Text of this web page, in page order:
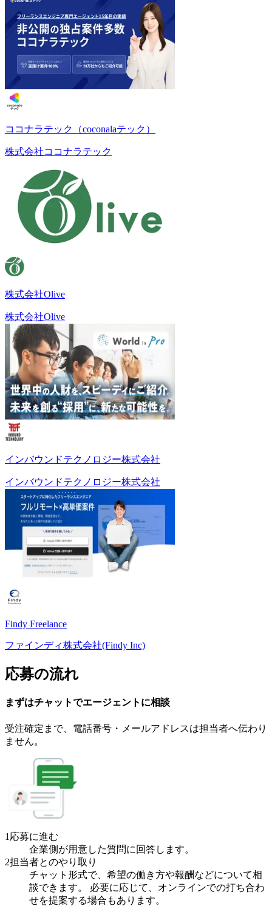
ココナラテック（coconalaテック）
株式会社ココナラテック
株式会社Olive
株式会社Olive
インバウンドテクノロジー株式会社
インバウンドテクノロジー株式会社
Findy Freelance
ファインディ株式会社(Findy Inc)
応募の流れ
まずはチャットでエージェント に相談
受注確定まで、 電話番号・メールアドレスは担当者へ伝わり
ません。
1 応募に進む
企業側が用意した質問に回答します。
2担当者とのやり取り
チャット形式で、希望の働き方や報酬などについて相
談できます。 必要に応じて、オンラインでの打ち合わ
せを提案する場合もあります。